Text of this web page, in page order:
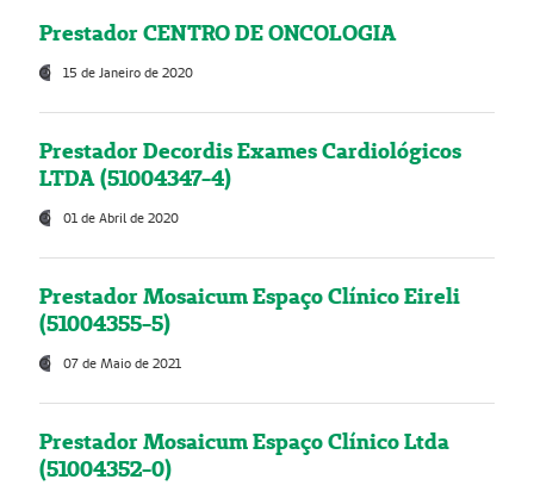
Prestador CENTRO DE ONCOLOGIA
15 de Janeiro de 2020
Prestador Decordis Exames Cardiológicos
LTDA (51004347-4)
01 de Abril de 2020
Prestador Mosaicum Espaço Clínico Eireli
(51004355-5)
07 de Maio de 2021
Prestador Mosaicum Espaço Clínico Ltda
(51004352-0)